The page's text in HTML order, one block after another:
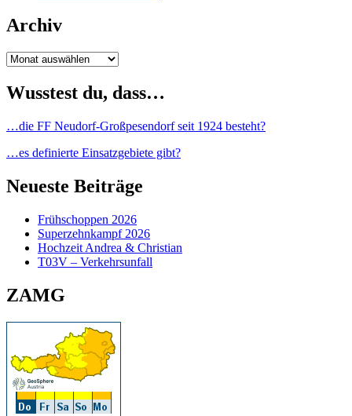
Archiv
Archiv
Wusstest du, dass…
…die FF Neudorf-Großpesendorf seit 1924 besteht?
…es definierte Einsatzgebiete gibt?
Neueste Beiträge
Frühschoppen 2026
Superzehnkampf 2026
Hochzeit Andrea & Christian
T03V – Verkehrsunfall
ZAMG